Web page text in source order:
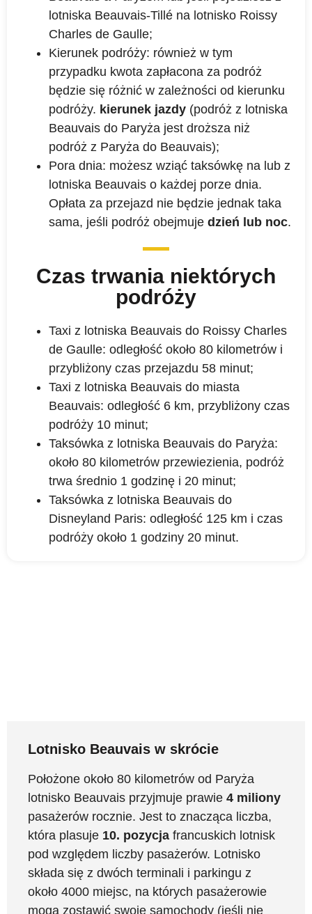
lotniska Beauvais-Tillé na lotnisko Roissy
Charles de Gaulle;
Kierunek podróży: również w tym
przypadku kwota zapłacona za podróż
będzie się różnić w zależności od kierunku
podróży. kierunek jazdy (podróż z lotniska
Beauvais do Paryża jest droższa niż
podróż z Paryża do Beauvais);
Pora dnia: możesz wziąć taksówkę na lub z
lotniska Beauvais o każdej porze dnia.
Opłata za przejazd nie będzie jednak taka
sama, jeśli podróż obejmuje dzień lub noc.
Czas trwania niektórych
podróży
Taxi z lotniska Beauvais do Roissy Charles
de Gaulle: odległość około 80 kilometrów i
przybliżony czas przejazdu 58 minut;
Taxi z lotniska Beauvais do miasta
Beauvais: odległość 6 km, przybliżony czas
podróży 10 minut;
Taksówka z lotniska Beauvais do Paryża:
około 80 kilometrów przewiezienia, podróż
trwa średnio 1 godzinę i 20 minut;
Taksówka z lotniska Beauvais do
Disneyland Paris: odległość 125 km i czas
podróży około 1 godziny 20 minut.
Lotnisko Beauvais w skrócie
Położone około 80 kilometrów od Paryża
lotnisko Beauvais przyjmuje prawie 4 miliony
pasażerów rocznie. Jest to znacząca liczba,
która plasuje 10. pozycja francuskich lotnisk
pod względem liczby pasażerów. Lotnisko
składa się z dwóch terminali i parkingu z
około 4000 miejsc, na których pasażerowie
mogą zostawić swoje samochody (jeśli nie